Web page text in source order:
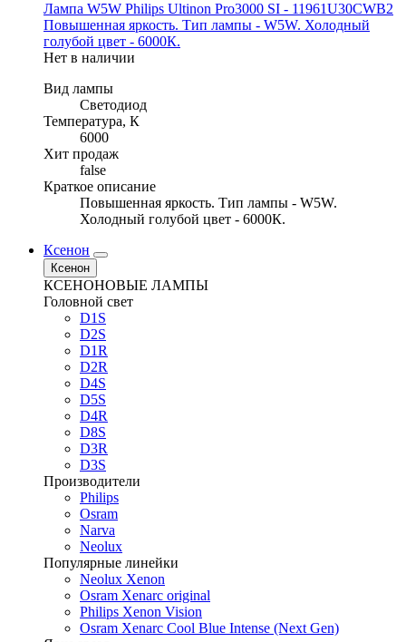
Лампа W5W Philips Ultinon Pro3000 SI - 11961U30CWB2
Повышенная яркость. Тип лампы - W5W. Холодный
голубой цвет - 6000К.
Нет в наличии
Вид лампы
Светодиод
Температура, К
6000
Хит продаж
false
Краткое описание
Повышенная яркость. Тип лампы - W5W.
Холодный голубой цвет - 6000К.
Ксенон
Ксенон
КСЕНОНОВЫЕ ЛАМПЫ
Головной свет
D1S
D2S
D1R
D2R
D4S
D5S
D4R
D8S
D3R
D3S
Производители
Philips
Osram
Narva
Neolux
Популярные линейки
Neolux Xenon
Osram Xenarc original
Philips Xenon Vision
Osram Xenarc Cool Blue Intense (Next Gen)